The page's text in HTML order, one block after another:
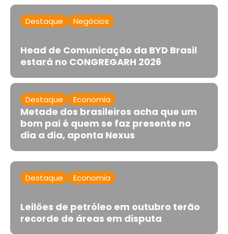
Destaque Negócios
Head de Comunicação da BYD Brasil
estará no CONGREGARH 2026
Destaque Economia
Metade dos brasileiros acha que um
bom pai é quem se faz presente no
dia a dia, aponta Nexus
Destaque Economia
Leilões de petróleo em outubro terão
recorde de áreas em disputa